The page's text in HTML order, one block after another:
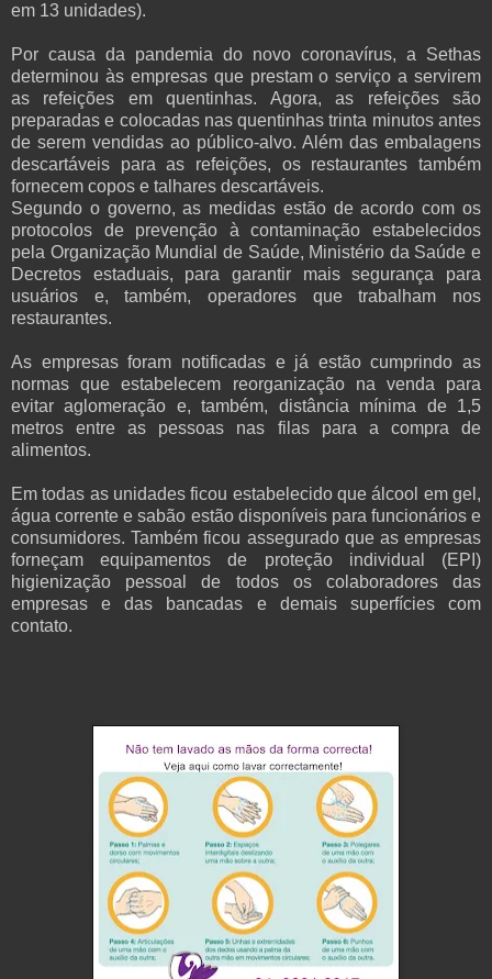
em 13 unidades).
Por causa da pandemia do novo coronavírus, a Sethas
determinou às empresas que prestam o serviço a servirem
as refeições em quentinhas. Agora, as refeições são
preparadas e colocadas nas quentinhas trinta minutos antes
de serem vendidas ao público-alvo. Além das embalagens
descartáveis para as refeições, os restaurantes também
fornecem copos e talhares descartáveis.
Segundo o governo, as medidas estão de acordo com os
protocolos de prevenção à contaminação estabelecidos
pela Organização Mundial de Saúde, Ministério da Saúde e
Decretos estaduais, para garantir mais segurança para
usuários e, também, operadores que trabalham nos
restaurantes.
As empresas foram notificadas e já estão cumprindo as
normas que estabelecem reorganização na venda para
evitar aglomeração e, também, distância mínima de 1,5
metros entre as pessoas nas filas para a compra de
alimentos.
Em todas as unidades ficou estabelecido que álcool em gel,
água corrente e sabão estão disponíveis para funcionários e
consumidores. Também ficou assegurado que as empresas
forneçam equipamentos de proteção individual (EPI)
higienização pessoal de todos os colaboradores das
empresas e das bancadas e demais superfícies com
contato.